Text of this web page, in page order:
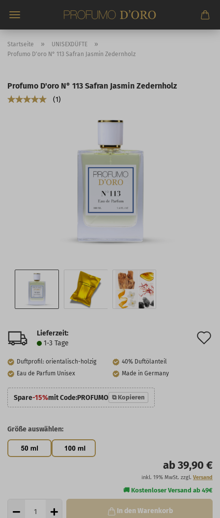
zum
Startseite » UNISEXDÜFTE »
Profumo D'oro N° 113 Safran Jasmin Zedernholz
Profumo D'oro N° 113 Safran Jasmin Zedernholz
1
Lieferzeit:
1-3 Tage
Duftprofil: orientalisch-holzig
40% Duftölanteil
Eau de Parfum Unisex
Made in Germany
Spare-15%mit Code:PROFUMO ⧉ Kopieren
Größe auswählen:
ab 39,90 €
inkl. 19% MwSt. zzgl. Versand
In den Warenkorb